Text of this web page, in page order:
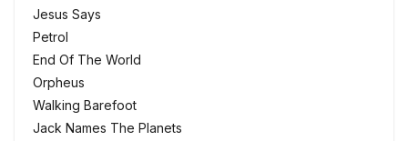
Jesus Says
Petrol
End Of The World
Orpheus
Walking Barefoot
Jack Names The Planets